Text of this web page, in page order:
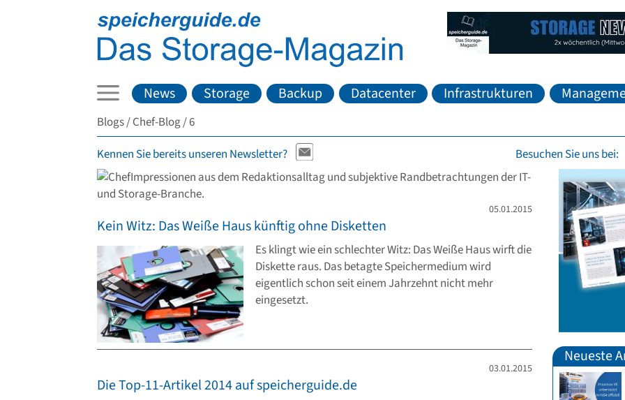
News Storage Backup Datacenter Infrastrukturen
Blogs Chef-Blog 6
Kennen Sie bereits unseren Newsletter?
Besuchen Sie uns bei:
Impressionen aus dem Redaktionsalltag und subjektive Randbetrachtungen der IT-
und Storage-Branche.
05.01.2015
Kein Witz: Das Weiße Haus künftig ohne Disketten
Es klingt wie ein schlechter Witz: Das Weiße Haus wirft die
Diskette raus. Das betagte Speichermedium wird
eigentlich schon seit einem Jahrzehnt nicht mehr
eingesetzt.
03.01.2015
Die Top-11-Artikel 2014 auf speicherguide.de
Neueste